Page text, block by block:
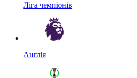
Ліга чемпіонів
Англія